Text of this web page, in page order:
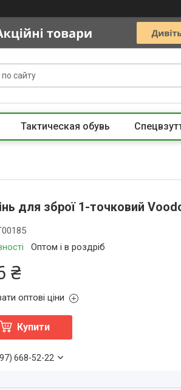
Тактическая обувь
для зброї 1-точковий
Оптом і в роздріб
₴
оптові ціни
Купити
668-52-22